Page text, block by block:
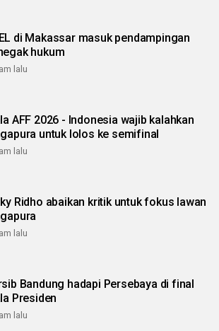
di Makassar masuk pendampingan
hukum
lalu
AFF 2026 - Indonesia wajib kalahkan
untuk lolos ke semifinal
lalu
Ridho abaikan kritik untuk fokus lawan
lalu
Bandung hadapi Persebaya di final
Presiden
lalu